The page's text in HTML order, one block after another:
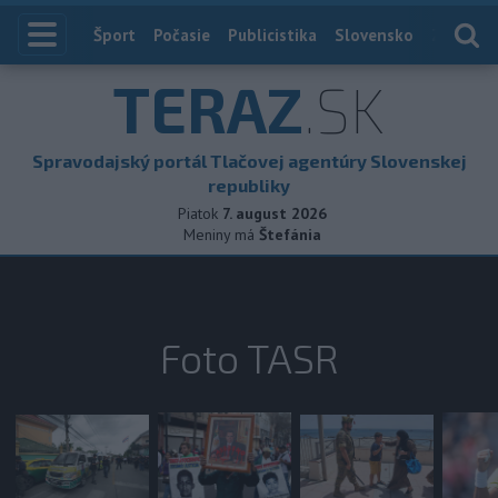
Index
Šport Počasie Publicistika Slovensko
TERAZ.SK
Spravodajský portál Tlačovej agentúry Slovenskej
republiky
Piatok 7. august 2026
Meniny má Štefánia
Foto TASR